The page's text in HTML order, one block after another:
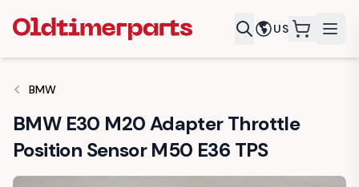
US
BMW
BMW E30 M20 Adapter Throttle
Position Sensor M50 E36 TPS